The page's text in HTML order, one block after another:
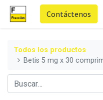
Contáctenos
Todos los productos
Betis 5 mg x 30